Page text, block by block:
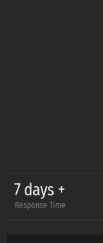
7 days +
Response Time